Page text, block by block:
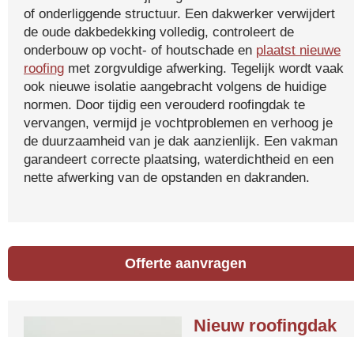
of onderliggende structuur. Een dakwerker verwijdert
de oude dakbedekking volledig, controleert de
onderbouw op vocht- of houtschade en plaatst nieuwe
roofing met zorgvuldige afwerking. Tegelijk wordt vaak
ook nieuwe isolatie aangebracht volgens de huidige
normen. Door tijdig een verouderd roofingdak te
vervangen, vermijd je vochtproblemen en verhoog je
de duurzaamheid van je dak aanzienlijk. Een vakman
garandeert correcte plaatsing, waterdichtheid en een
nette afwerking van de opstanden en dakranden.
Offerte aanvragen
Nieuw roofingdak